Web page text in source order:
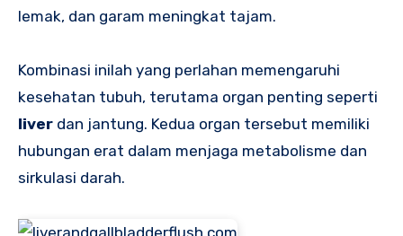
lemak, dan garam meningkat tajam.
Kombinasi inilah yang perlahan memengaruhi
kesehatan tubuh, terutama organ penting seperti
liver dan jantung. Kedua organ tersebut memiliki
hubungan erat dalam menjaga metabolisme dan
sirkulasi darah.